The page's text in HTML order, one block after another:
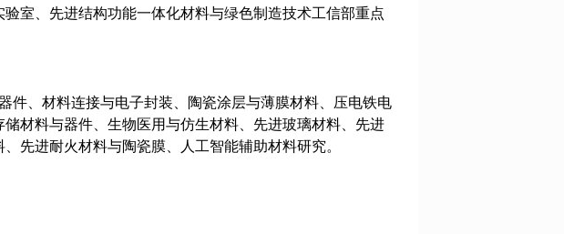
室、先进结构功能一体化材料与绿色制造技术工信部重点
件、材料连接与电子封装、陶瓷涂层与薄膜材料、压电铁电
材料与器件、生物医用与仿生材料、先进玻璃材料、先进
先进耐火材料与陶瓷膜、人工智能辅助材料研究。